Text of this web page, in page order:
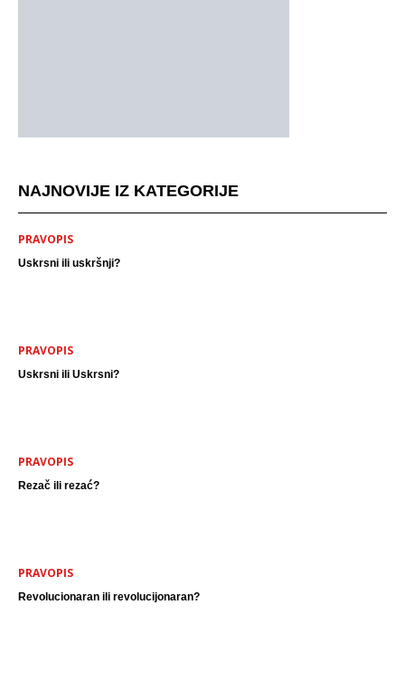
NAJNOVIJE IZ KATEGORIJE
PRAVOPIS
Uskrsni ili uskršnji?
PRAVOPIS
Uskrsni ili Uskrsni?
PRAVOPIS
Rezač ili rezać?
PRAVOPIS
Revolucionaran ili revolucijonaran?